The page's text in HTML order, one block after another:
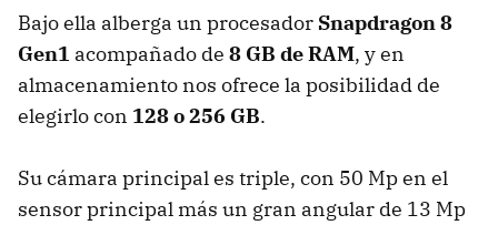
Bajo ella alberga un procesador Snapdragon 8
Gen1 acompañado de 8 GB de RAM, y en
almacenamiento nos ofrece la posibilidad de
elegirlo con 128 o 256 GB.
Su cámara principal es triple, con 50 Mp en el
sensor principal más un gran angular de 13 Mp